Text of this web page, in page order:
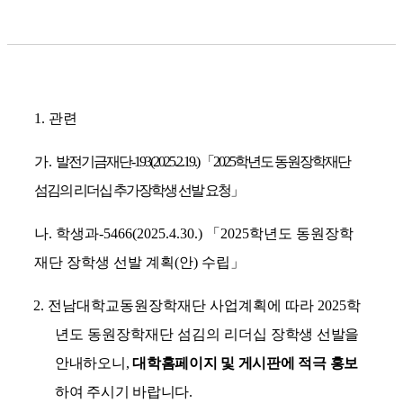
1. 관련
가. 발전기금재단-193(2025.2.19.) 「 2025학년도 동원장학재단
섬김의 리더십 추가장학생 선발 요청 」
나. 학생과-5466(2025.4.30.) 「 2025학년도 동원장학
재단 장학생 선발 계획(안) 수립 」
2. 전남대학교동원장학재단 사업계획에 따라 2025학
년도 동원장학재단 섬김의 리더십 장학생 선발을
안내하오니 ,대학홈페이지 및 게시판에 적극 홍보
하여 주시기 바랍니다.